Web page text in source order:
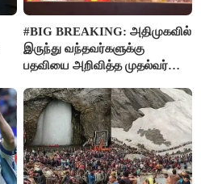
#BIG BREAKING: அதிமுகவில்
இருந்து வந்தவர்களுக்கு
பதவியை அறிவித்த முதல்வர்